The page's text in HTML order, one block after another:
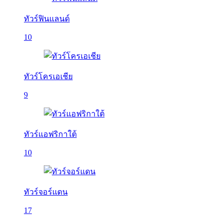
ทัวร์ฟินแลนด์
10
ทัวร์โครเอเชีย
9
ทัวร์แอฟริกาใต้
10
ทัวร์จอร์แดน
17